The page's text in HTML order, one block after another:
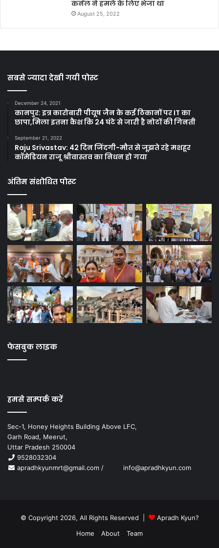
कर्नल ने हमले के लिए भेजा था
August 25, 2022
सबसे ज्यादा देखी गयी पोस्ट
December 24, 2021
कानपुर: इत्र कारोबारी पीयूष जैन के कई ठिकानों पर IT का
छापा,मिला इतना कैश कि 24 घंटे से जारी है नोटों की गिनती
September 21, 2022
Raju Srivastav: 42 दिन जिंदगी-मौत से जूझते रहे मशहूर
कॉमेडियन राजू श्रीवास्तव का निधन हो गया
अंतिम संशोधित पोस्ट
फेसबुक लाइक
हमसे सम्पर्क करें
Sec-1, Honey Heights Building Above LFC,
Garh Road, Meerut,
Uttar Pradesh 250004
9528032304
apradhkyunmrt@gmail.com / info@apradhkyun.com
© Copyright 2026, All Rights Reserved |
Apradh Kyun?
Home
About Team